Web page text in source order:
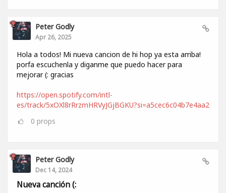
Peter Godly
Apr 26, 2025
Hola a todos! Mi nueva cancion de hi hop ya esta arriba!
porfa escuchenla y diganme que puedo hacer para
mejorar (: gracias
https://open.spotify.com/intl-
es/track/5xOXl8rRrzmHRVyJGjBGKU?si=a5cec6c04b7e4aa2
0 props
Peter Godly
Dec 14, 2024
Nueva canción (: